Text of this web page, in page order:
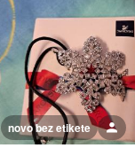
novo bez etikete